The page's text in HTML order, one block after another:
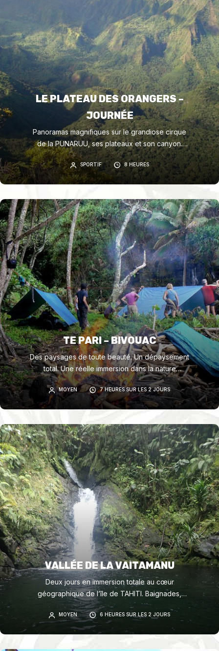
LE PLATEAU DES ORANGERS –
JOURNÉE
Panoramas magnifiques sur le grandiose cirque
de la PUNARUU, ses plateaux et son canyon.
Cueillette et dégustation des oranges des hauts
plateaux (en saison)
SPORTIF 8 HEURES
TE PARI – BIVOUAC
Des paysages de toute beauté. Un dépaysement
total. Une réelle immersion dans la nature
polynésienne, entre océan et montagnes. Un
portage léger (vos affaires à la journée).
MOYEN 7 HEURES SUR LES 2 JOURS
VALLÉE DE LA VAITAMANU
Deux jours en immersion totale au cœur
géographique de l’île de TAHITI. Baignades,
cascades, découverte de canyons sauvages.
Randonnée avec sacs légers.
MOYEN 6 HEURES SUR LES 2 JOURS